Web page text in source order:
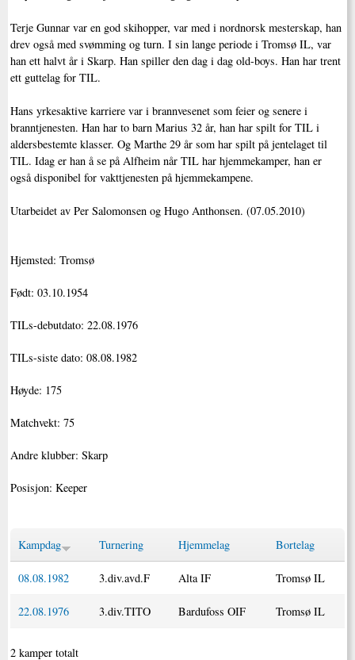
Terje Gunnar var en god skihopper, var med i nordnorsk mesterskap, han
drev også med svømming og turn. I sin lange periode i Tromsø IL, var
han ett halvt år i Skarp. Han spiller den dag i dag old-boys. Han har trent
ett guttelag for TIL.
Hans yrkesaktive karriere var i brannvesenet som feier og senere i
branntjenesten. Han har to barn Marius 32 år, han har spilt for TIL i
aldersbestemte klasser. Og Marthe 29 år som har spilt på jentelaget til
TIL. Idag er han å se på Alfheim når TIL har hjemmekamper, han er
også disponibel for vakttjenesten på hjemmekampene.
Utarbeidet av Per Salomonsen og Hugo Anthonsen. (07.05.2010)
Hjemsted: Tromsø
Født: 03.10.1954
TILs-debutdato: 22.08.1976
TILs-siste dato: 08.08.1982
Høyde: 175
Matchvekt: 75
Andre klubber: Skarp
Posisjon: Keeper
Kampdag Turnering Hjemmelag Bortelag
08.08.1982 3.div.avd.F Alta IF Tromsø IL
22.08.1976 3.div.TITO Bardufoss OIF Tromsø IL
2 kamper totalt